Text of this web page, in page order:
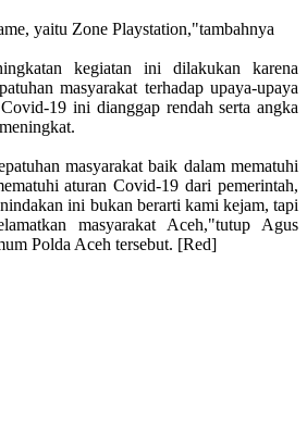
yaitu Zone Playstation,"tambahnya
kegiatan ini dilakukan karena
masyarakat terhadap upaya-upaya
19 ini dianggap rendah serta angka
masyarakat baik dalam mematuhi
aturan Covid-19 dari pemerintah,
ini bukan berarti kami kejam, tapi
masyarakat Aceh,"tutup Agus
Polda Aceh tersebut. [Red]